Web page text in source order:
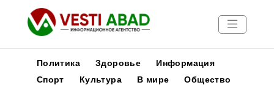
Политика Здоровье
Информация
Спорт
Культура В мире
Общество